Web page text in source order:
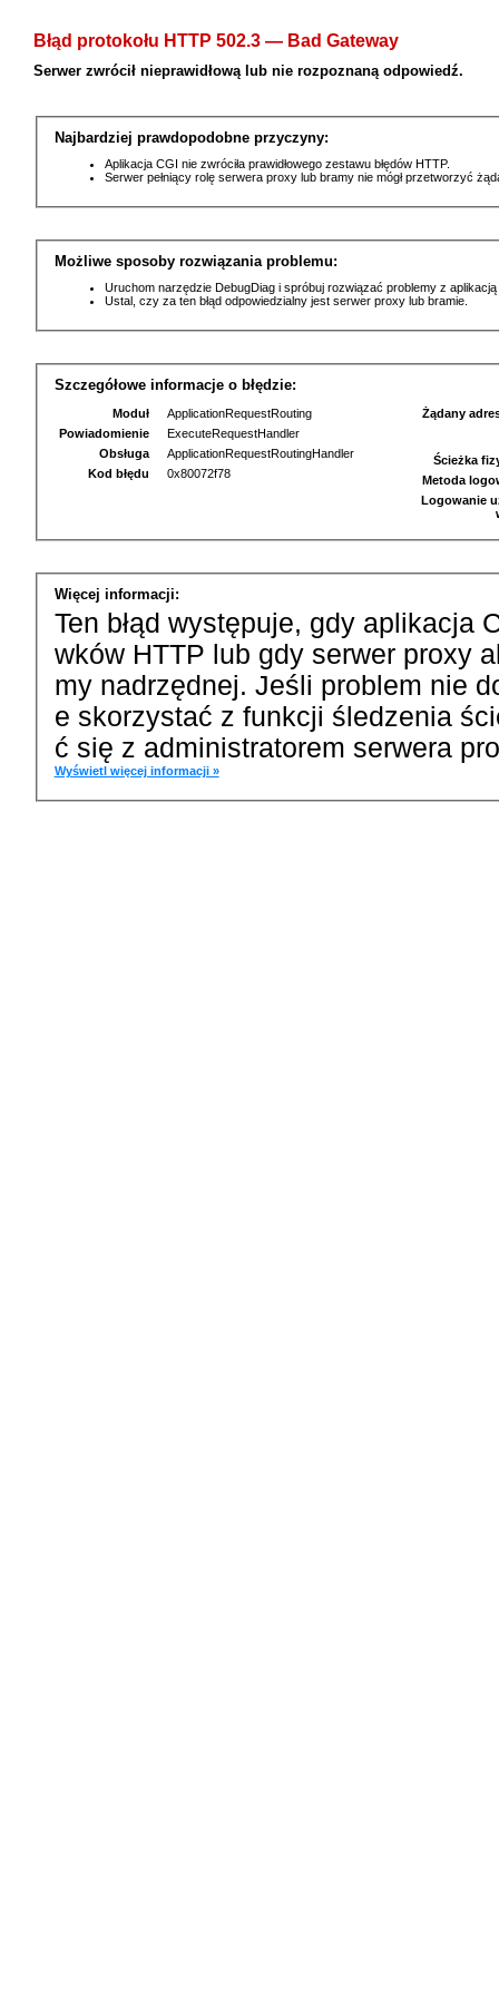
Błąd protokołu HTTP 502.3 — Bad Gateway
Serwer zwrócił nieprawidłową lub nie rozpoznaną odpowiedź.
Najbardziej prawdopodobne przyczyny:
Aplikacja CGI nie zwróciła prawidłowego zestawu błędów HTTP.
Serwer pełniący rolę serwera proxy lub bramy nie mógł przetworzyć
Możliwe sposoby rozwiązania problemu:
Uruchom narzędzie DebugDiag i spróbuj rozwiązać problemy z
Ustal, czy za ten błąd odpowiedzialny jest serwer proxy lub bramie.
Szczegółowe informacje o błędzie:
Moduł
ApplicationRequestRouting
Powiadomienie
ExecuteRequestHandler
Obsługa
ApplicationRequestRoutingHandler
Kod błędu
0x80072f78
Żądany
Ścieżka
Metoda
Logowanie
Więcej informacji:
Ten błąd występuje, gdy aplikacja
wków HTTP lub gdy serwer proxy
my nadrzędnej. Jeśli problem nie
e skorzystać z funkcji śledzenia
ć się z administratorem serwera
Wyświetl więcej informacji »